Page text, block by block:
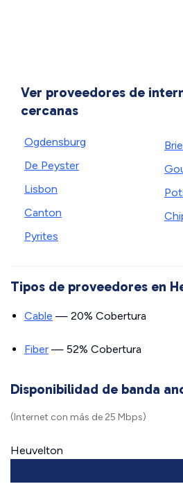
Ver proveedores de
cercanas
Ogdensburg
De Peyster
Lisbon
Canton
Pyrites
Tipos de proveedores en
Cable — 20% Cobertura
Fiber — 52% Cobertura
Disponibilidad de banda
(Internet con más de 25 Mbps)
Heuvelton